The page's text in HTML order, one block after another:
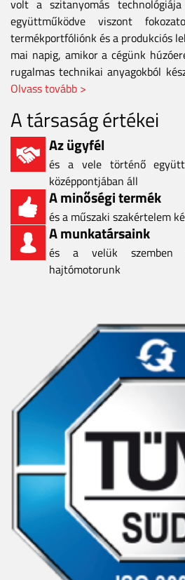
volt a szitanyomás
együttműködve viszont
termékportfóliónk és a produkciós
mai napig, amikor a cégünk
rugalmas technikai anyagokból
Olvass tovább >
A társaság értékei
Az ügyfél
és a vele történő
középpontjában áll
A minőségi termék
és a műszaki szakértelem
A munkatársaink
és a velük szemben
hajtómotorunk